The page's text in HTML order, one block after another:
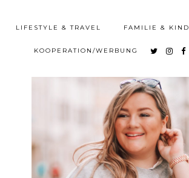
LIFESTYLE & TRAVEL FAMILIE & KIND
KOOPERATION/WERBUNG